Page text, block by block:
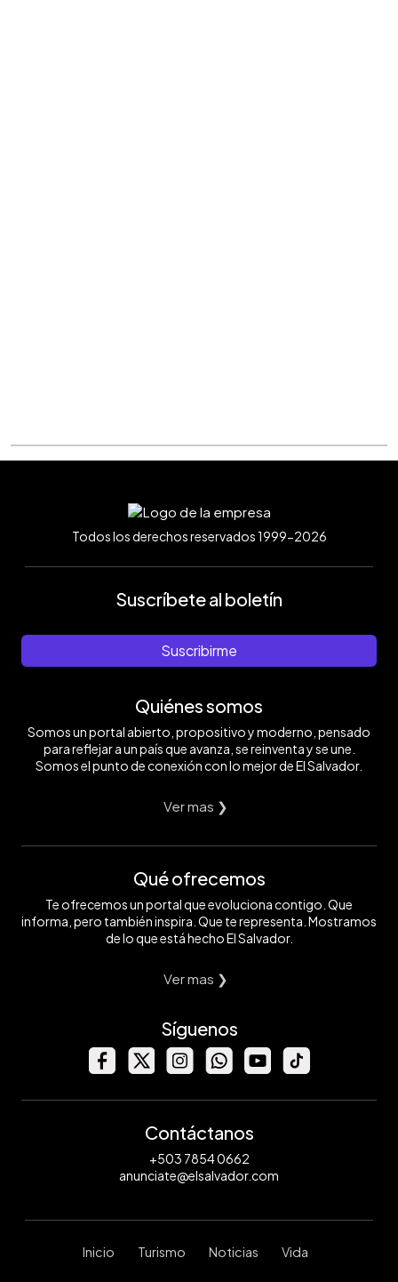
Todos los derechos reservados 1999-2026
Suscríbete al boletín
Suscribirme
Quiénes somos
Somos un portal abierto, propositivo y moderno, pensado
para reflejar a un país que avanza, se reinventa y se une.
Somos el punto de conexión con lo mejor de El Salvador.
Ver mas ❯
Qué ofrecemos
Te ofrecemos un portal que evoluciona contigo. Que
informa, pero también inspira. Que te representa. Mostramos
de lo que está hecho El Salvador.
Ver mas ❯
Síguenos
Contáctanos
+503 7854 0662
anunciate@elsalvador.com
Inicio Turismo Noticias Vida